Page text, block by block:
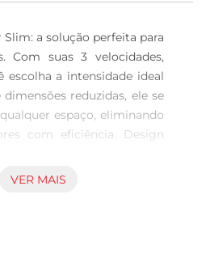
a solução perfeita para
Com suas 3 velocidades,
escolha a intensidade ideal
reduzidas, ele se
espaço, eliminando
com eficiência. Design
VER MAIS